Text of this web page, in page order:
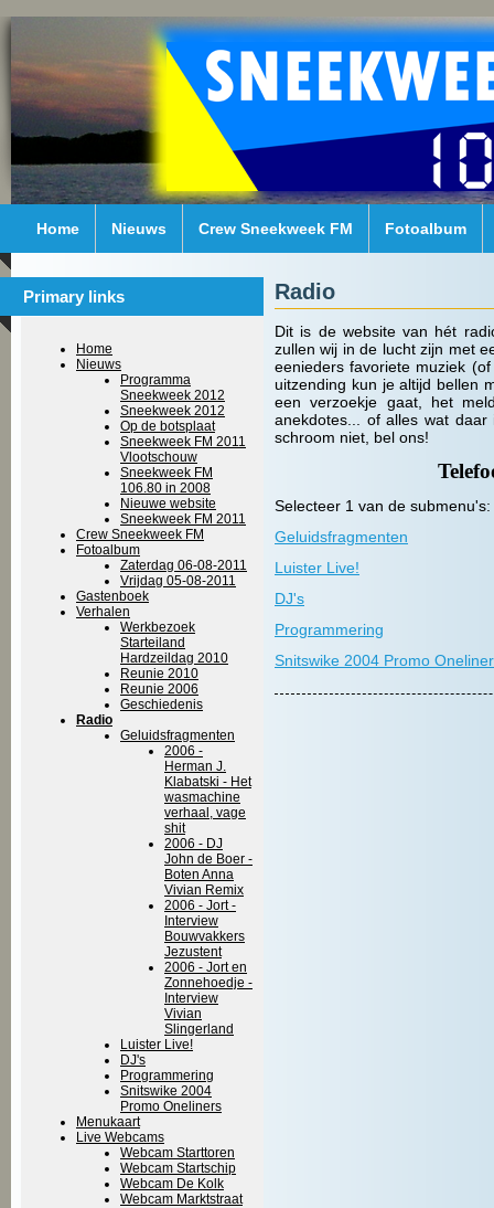
Home Nieuws Crew Sneekweek FM Fotoalbum
Primary links
Home
Nieuws
Programma
Sneekweek 2012
Sneekweek 2012
Op de botsplaat
Sneekweek FM 2011
Vlootschouw
Sneekweek FM
106.80 in 2008
Nieuwe website
Sneekweek FM 2011
Crew Sneekweek FM
Fotoalbum
Zaterdag 06-08-2011
Vrijdag 05-08-2011
Gastenboek
Verhalen
Werkbezoek
Starteiland
Hardzeildag 2010
Reunie 2010
Reunie 2006
Geschiedenis
Radio
Geluidsfragmenten
2006 -
Herman J.
Klabatski - Het
wasmachine
verhaal, vage
shit
2006 - DJ
John de Boer -
Boten Anna
Vivian Remix
2006 - Jort -
Interview
Bouwvakkers
Jezustent
2006 - Jort en
Zonnehoedje -
Interview
Vivian
Slingerland
Luister Live!
DJ's
Programmering
Snitswike 2004
Promo Oneliners
Menukaart
Live Webcams
Webcam Starttoren
Webcam Startschip
Webcam De Kolk
Webcam Marktstraat
Radio
Dit is de website van hét
zullen wij in de lucht zijn met
eenieders favoriete muziek
uitzending kun je altijd bellen
een verzoekje gaat, het
anekdotes... of alles wat
schroom niet, bel ons!
Selecteer 1 van de submenu's:
Geluidsfragmenten
Luister Live!
DJ's
Programmering
Snitswike 2004 Promo